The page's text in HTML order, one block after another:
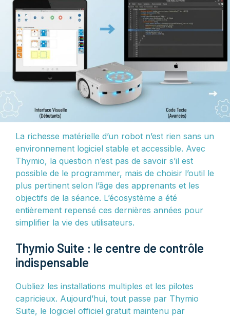
La richesse matérielle d’un robot n’est rien sans un
environnement logiciel stable et accessible. Avec
Thymio, la question n’est pas de savoir s’il est
possible de le programmer, mais de choisir l’outil le
plus pertinent selon l’âge des apprenants et les
objectifs de la séance. L’écosystème a été
entièrement repensé ces dernières années pour
simplifier la vie des utilisateurs.
Thymio Suite : le centre de contrôle
indispensable
Oubliez les installations multiples et les pilotes
capricieux. Aujourd’hui, tout passe par Thymio
Suite, le logiciel officiel gratuit maintenu par